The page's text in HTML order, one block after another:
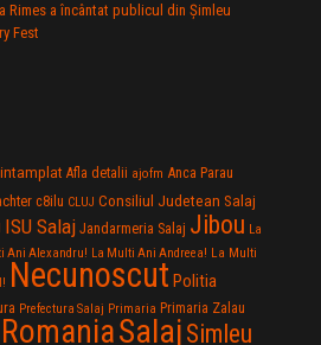
Rimes a încântat publicul din Şimleu
Fest
Afla detalii ajofm Anca Parau
c8ilu CLUJ Consiliul Judetean Salaj
ISU Salaj Jandarmeria Salaj Jibou La
Ani Alexandru! La Multi Ani Andreea! La Multi
Necunoscut Politia
Prefectura Salaj Primaria Primaria Zalau
RomaniaSalaj Simleu